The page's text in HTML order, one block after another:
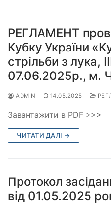
РЕГЛАМЕНТ
Кубку України
стрільби з лука,
07.06.2025р., м.
ADMIN 14.05.2025
Завантажити в PDF >>>
ЧИТАТИ ДАЛІ →
Протокол
від 01.05.2025